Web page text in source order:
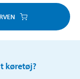
køretøj?